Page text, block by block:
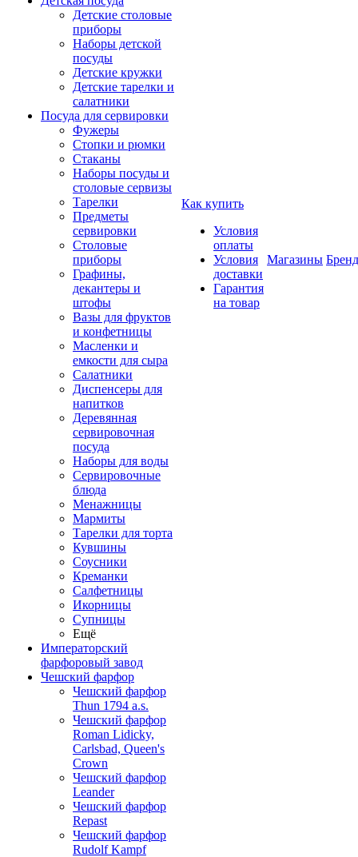
Детские столовые
приборы
Наборы детской
посуды
Детские кружки
Детские тарелки и
салатники
Посуда для сервировки
Фужеры
Стопки и рюмки
Стаканы
Наборы посуды и
столовые сервизы
Тарелки
Предметы
сервировки
Столовые
приборы
Графины,
декантеры и
штофы
Вазы для фруктов
и конфетницы
Масленки и
емкости для сыра
Салатники
Диспенсеры для
напитков
Деревянная
сервировочная
посуда
Наборы для воды
Сервировочные
блюда
Менажницы
Мармиты
Тарелки для торта
Кувшины
Соусники
Креманки
Салфетницы
Икорницы
Супницы
Ещё
Императорский
фарфоровый завод
Чешский фарфор
Чешский фарфор
Thun 1794 a.s.
Чешский фарфор
Roman Lidicky,
Carlsbad, Queen's
Crown
Чешский фарфор
Leander
Чешский фарфор
Repast
Чешский фарфор
Rudolf Kampf
Как купить
Условия
оплаты
Условия
доставки
Гарантия
на товар
Магазины